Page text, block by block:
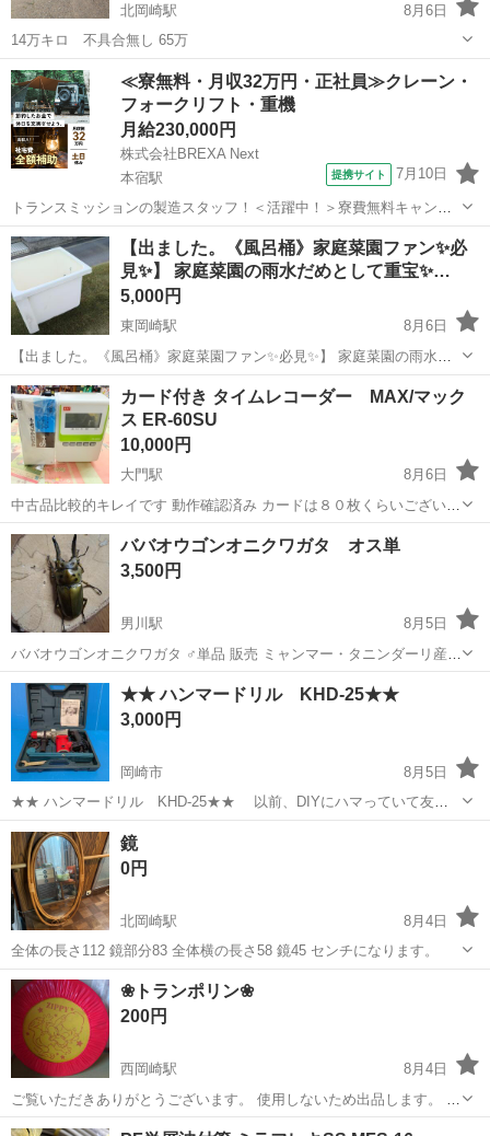
北岡崎駅
8月6日
14万キロ 不具合無し 65万
愛知 岡崎市 北岡崎駅 その他
≪寮無料・月収32万円・正社員≫クレーン・
フォークリフト・重機
月給230,000円
株式会社BREXA Next
本宿駅
提携サイト 7月10日
トランスミッションの製造スタッフ！＜活躍中！＞寮費無料キャンペ
ーン実施中★稼げる2交替勤務！安定の日給月給制！昇給＆業績賞与あ
り！月収例31万円以上可！年間休日167日！《愛知県岡崎市》 人気の
工場のお仕事 ◇トランスミッ...
愛知 岡崎市 本宿駅 その他
【出ました。《風呂桶》家庭菜園ファン✨必
見✨】 家庭菜園の雨水だめとして重宝✨…
5,000円
東岡崎駅
8月6日
【出ました。《風呂桶》家庭菜園ファン✨必見✨】 家庭菜園の雨水だ
めとして重宝✨🌠 サイズ７０✕８０✕高さ約６５ 😃岡崎市本宿町のヤ
ードに取りに来られる人に差し上げます✨
愛知 岡崎市 東岡崎駅 その他
カード付き タイムレコーダー MAX/マック
ス ER-60SU
10,000円
大門駅
8月6日
中古品比較的キレイです 動作確認済み カードは８０枚くらいございま
す 売り切れている場合もございます。 ご来店前にご連絡いただけれ
ば、 在庫の確認ができます。 ドタキャンが多いため、 取...
愛知 岡崎市 大門駅 その他
ババオウゴンオニクワガタ オス単
3,500円
男川駅
8月5日
ババオウゴンオニクワガタ ♂単品 販売 ミャンマー・タニンダーリ産
CBF1 2026.5月羽化です。 【価格】 ・65mm 3,500円 ・69.8mm
4,500円 ・71mm 5,000円 ・72mm 6,000円 ど...
愛知 岡崎市 男川駅 その他 オウゴンオニクワガタ
★★ ハンマードリル KHD-25★★
3,000円
岡崎市
8月5日
★★ ハンマードリル KHD-25★★ 以前、DIYにハマっていて友人
から譲ってもらって一回も使用せずに押入れにしまって忘れてまし
た。 年数が経ってホコリなどありを簡易清掃しました。 コンセン
トを入れて動作確...
愛知 岡崎市
鏡
0円
北岡崎駅
8月4日
全体の長さ112 鏡部分83 全体横の長さ58 鏡45 センチになります。
愛知 岡崎市 北岡崎駅
❀トランポリン❀
200円
西岡崎駅
8月4日
ご覧いただきありがとうございます。 使用しないため出品します。 汚
れ、シミ、破れなどあります。 細かいことが気になる方はご購入前に
愛知 岡崎市 西岡崎駅 その他